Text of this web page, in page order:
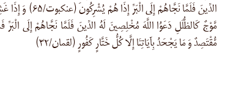
الدِّينَ فَلَمَّا نَجَّاهُمْ إِلَى الْبَرِّ إِذَا هُمْ
مَّوْجٌ كَالظُّلَلِ دَعَوُا اللَّهَ مُخْلِصِينَ لَهُ الدِّينَ فَلَمَّا نَجَّاهُمْ إِلَى الْبَرِّ
مُّقْتَصِدٌ وَ مَا يَجْحَدُ بِآيَاتِنَا إِلَّا كُلُّ خَتَّارٍ كَفُورٍ (لقمان/۳۲)